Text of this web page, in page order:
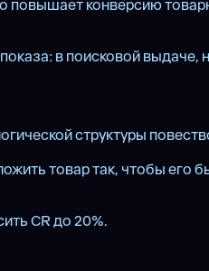
конверсию
в поисковой выдаче,
структуры
товар так, чтобы
CR до 20%.